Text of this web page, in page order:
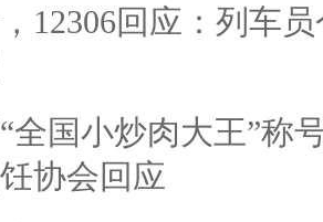
12306回应：列车
全国小炒肉大王”称
协会回应